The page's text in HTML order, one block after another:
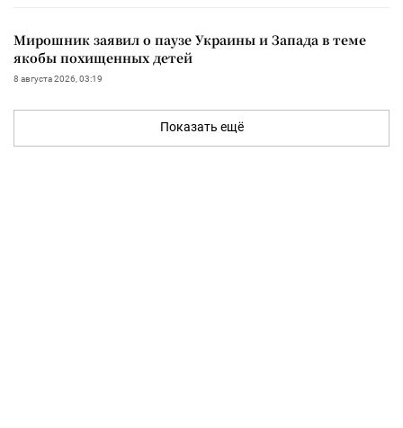
Мирошник заявил о паузе Украины и Запада в теме
якобы похищенных детей
8 августа 2026, 03:19
Показать ещё